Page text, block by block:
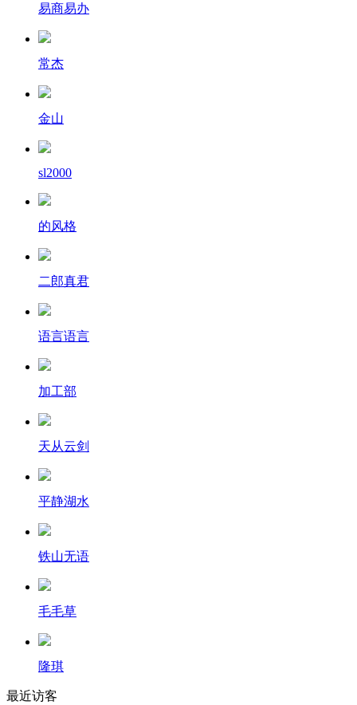
易商易办
常杰
金山
sl2000
的风格
二郎真君
语言语言
加工部
天从云剑
平静湖水
铁山无语
毛毛草
隆琪
最近访客